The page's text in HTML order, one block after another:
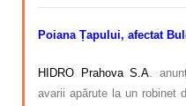
Poiana Țapului, afectat
HIDRO Prahova S.A.
avarii apărute la un robinet